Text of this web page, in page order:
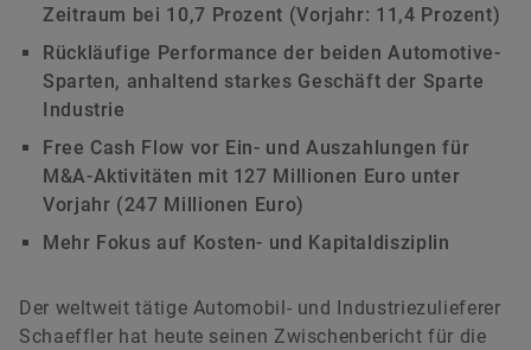
Hauptversammlung 2016
Dr. Axel Lüdeke
Leiter Wirtschafts- und
Öffentlichkeitsarbeit
Zeitraum bei 10,7 Prozent (Vorjahr: 11,4 Prozent)
Rückläufige Performance der beiden Automotive-
Sparten, anhaltend starkes Geschäft der Sparte
Industrie
Free Cash Flow vor Ein- und Auszahlungen für
M&A-Aktivitäten mit 127 Millionen Euro unter
Vorjahr (247 Millionen Euro)
Mehr Fokus auf Kosten- und Kapitaldisziplin
Der weltweit tätige Automobil- und Industriezulieferer
Schaeffler hat heute seinen Zwischenbericht für die